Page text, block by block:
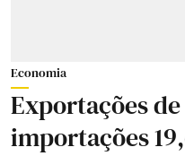
Economia
Exportações de
importações